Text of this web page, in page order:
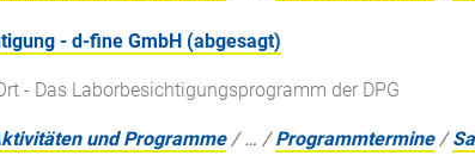
- d-fine GmbH (abgesagt)
- Das Laborbesichtigungsprogramm der DPG
und Programme /… /Programmtermine /